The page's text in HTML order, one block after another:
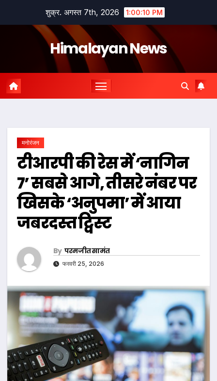
शुक्र. अगस्त 7th, 2026 1:00:11 PM
Himalayan News
मनोरंजन
टीआरपी की रेस में ‘नागिन
7’ सबसे आगे, तीसरे नंबर पर
खिसके ‘अनुपमा’ में आया
जबरदस्त ट्विस्ट
By परमजीत सामंत
फरवरी 25, 2026